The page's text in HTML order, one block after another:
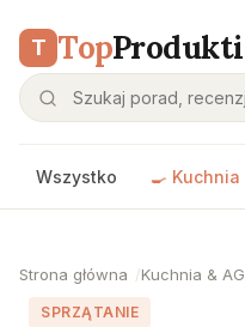
T TopProdukti
Wszystko 🍳 Kuchnia
Strona główna Kuchnia &
SPRZĄTANIE